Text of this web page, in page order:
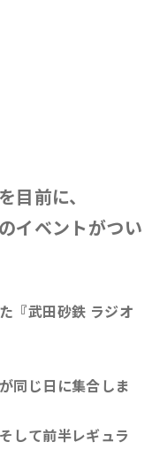
目前に、
イベントがつい
『武田砂鉄 ラジオ
同じ日に集合しま
して前半レギュラ